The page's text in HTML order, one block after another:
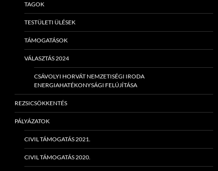
TAGOK
TESTÜLETI ÜLÉSEK
TÁMOGATÁSOK
VÁLASZTÁS 2024
CSÁVOLYI HORVÁT NEMZETISÉGI IRODA
ENERGIAHATÉKONYSÁGI FELÚJÍTÁSA
REZSICSÖKKENTÉS
PÁLYÁZATOK
CIVIL TÁMOGATÁS 2021.
CIVIL TÁMOGATÁS 2020.